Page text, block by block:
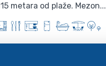
metara od plaže. Mezon...